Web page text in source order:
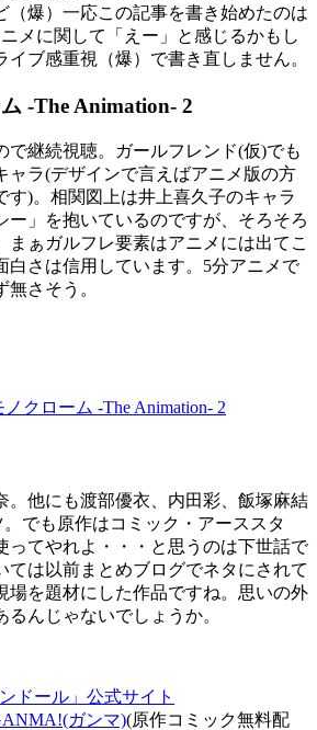
（爆）一応この記事を書き始めたのは
メに関して「えー」と感じるかもし
ブ感重視（爆）で書き直しません。
-The Animation- 2
継続視聴。ガールフレンド(仮)でも
ャラ(デザインで言えばアニメ版の方
す)。相関図上は井上喜久子のキャラ
ー」を抱いているのですが、そろそろ
まぁガルフレ要素はアニメには出てこ
白さは信用しています。5分アニメで
さそう。
クローム -The Animation- 2
他にも渡部優衣、内田彩、飯塚麻結
でも原作はコミック・アーススタ
ってやれよ・・・と思うのは下世話で
ては以前まとめブログでネタにされて
場を題材にした作品ですね。思いの外
るんじゃないでしょうか。
ドール」公式サイト
ガンマ)(原作コミック無料配